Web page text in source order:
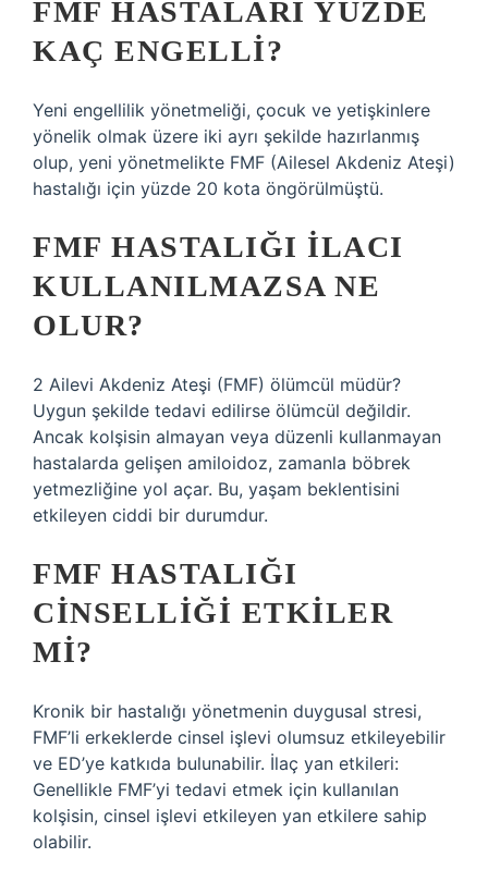
FMF HASTALARI YÜZDE
KAÇ ENGELLI?
Yeni engellilik yönetmeliği, çocuk ve yetişkinlere
yönelik olmak üzere iki ayrı şekilde hazırlanmış
olup, yeni yönetmelikte FMF (Ailesel Akdeniz Ateşi)
hastalığı için yüzde 20 kota öngörülmüştü.
FMF HASTALIĞI ILACI
KULLANILMAZSA NE
OLUR?
2 Ailevi Akdeniz Ateşi (FMF) ölümcül müdür?
Uygun şekilde tedavi edilirse ölümcül değildir.
Ancak kolşisin almayan veya düzenli kullanmayan
hastalarda gelişen amiloidoz, zamanla böbrek
yetmezliğine yol açar. Bu, yaşam beklentisini
etkileyen ciddi bir durumdur.
FMF HASTALIĞI
CINSELLIĞI ETKILER
MI?
Kronik bir hastalığı yönetmenin duygusal stresi,
FMF’li erkeklerde cinsel işlevi olumsuz etkileyebilir
ve ED’ye katkıda bulunabilir. İlaç yan etkileri:
Genellikle FMF’yi tedavi etmek için kullanılan
kolşisin, cinsel işlevi etkileyen yan etkilere sahip
olabilir.